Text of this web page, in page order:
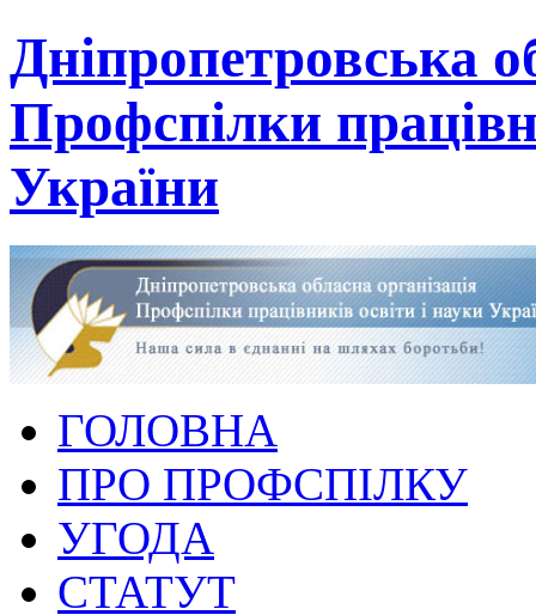
Дніпропетровська
Профспілки
України
ГОЛОВНА
ПРО ПРОФСПІЛКУ
УГОДА
СТАТУТ